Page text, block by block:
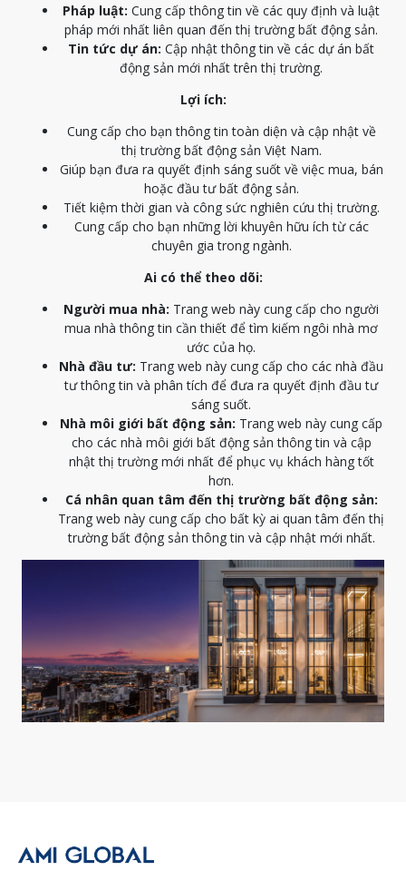
Pháp luật: Cung cấp thông tin về các quy định và luật
pháp mới nhất liên quan đến thị trường bất động sản.
Tin tức dự án: Cập nhật thông tin về các dự án bất
động sản mới nhất trên thị trường.
Lợi ích:
Cung cấp cho bạn thông tin toàn diện và cập nhật về
thị trường bất động sản Việt Nam.
Giúp bạn đưa ra quyết định sáng suốt về việc mua, bán
hoặc đầu tư bất động sản.
Tiết kiệm thời gian và công sức nghiên cứu thị trường.
Cung cấp cho bạn những lời khuyên hữu ích từ các
chuyên gia trong ngành.
Ai có thể theo dõi:
Người mua nhà: Trang web này cung cấp cho người
mua nhà thông tin cần thiết để tìm kiếm ngôi nhà mơ
ước của họ.
Nhà đầu tư: Trang web này cung cấp cho các nhà đầu
tư thông tin và phân tích để đưa ra quyết định đầu tư
sáng suốt.
Nhà môi giới bất động sản: Trang web này cung cấp
cho các nhà môi giới bất động sản thông tin và cập
nhật thị trường mới nhất để phục vụ khách hàng tốt
hơn.
Cá nhân quan tâm đến thị trường bất động sản:
Trang web này cung cấp cho bất kỳ ai quan tâm đến thị
trường bất động sản thông tin và cập nhật mới nhất.